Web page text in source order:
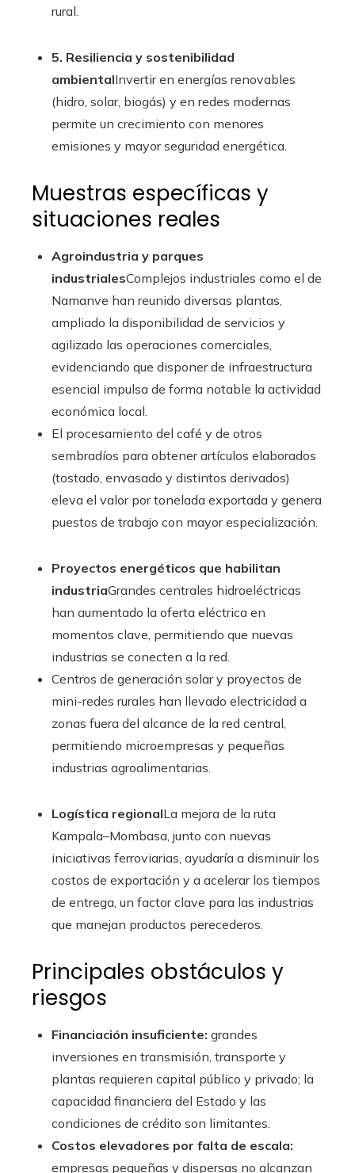
rural.
5. Resiliencia y sostenibilidad
ambientalInvertir en energías renovables
(hidro, solar, biogás) y en redes modernas
permite un crecimiento con menores
emisiones y mayor seguridad energética.
Muestras específicas y
situaciones reales
Agroindustria y parques
industrialesComplejos industriales como el de
Namanve han reunido diversas plantas,
ampliado la disponibilidad de servicios y
agilizado las operaciones comerciales,
evidenciando que disponer de infraestructura
esencial impulsa de forma notable la actividad
económica local.
El procesamiento del café y de otros
sembradíos para obtener artículos elaborados
(tostado, envasado y distintos derivados)
eleva el valor por tonelada exportada y genera
puestos de trabajo con mayor especialización.
Proyectos energéticos que habilitan
industriaGrandes centrales hidroeléctricas
han aumentado la oferta eléctrica en
momentos clave, permitiendo que nuevas
industrias se conecten a la red.
Centros de generación solar y proyectos de
mini-redes rurales han llevado electricidad a
zonas fuera del alcance de la red central,
permitiendo microempresas y pequeñas
industrias agroalimentarias.
Logística regionalLa mejora de la ruta
Kampala–Mombasa, junto con nuevas
iniciativas ferroviarias, ayudaría a disminuir los
costos de exportación y a acelerar los tiempos
de entrega, un factor clave para las industrias
que manejan productos perecederos.
Principales obstáculos y
riesgos
Financiación insuficiente: grandes
inversiones en transmisión, transporte y
plantas requieren capital público y privado; la
capacidad financiera del Estado y las
condiciones de crédito son limitantes.
Costos elevadores por falta de escala:
empresas pequeñas y dispersas no alcanzan